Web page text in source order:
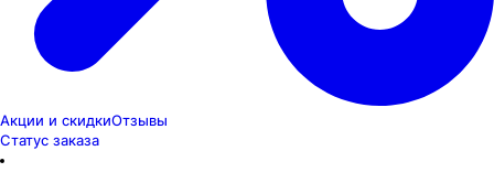
Акции и скидкиОтзывы
Статус заказа